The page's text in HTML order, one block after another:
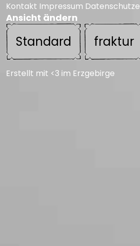
Kontakt Impressum
Ansicht ändern
Standard fraktur
Erstellt mit <3 im Erzgebirge